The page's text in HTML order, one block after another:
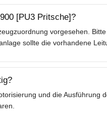
[PU3 Pritsche]?
vorgesehen.
sollte die vorhandene
und die